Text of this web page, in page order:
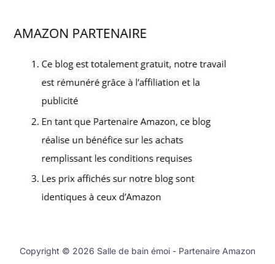
Copyright © 2026 Salle de bain émoi - Partenaire Amazon